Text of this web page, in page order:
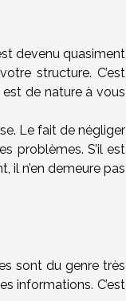
devenu quasiment
structure. C’est
de nature à vous
Le fait de négliger
problèmes. S’il est
il n’en demeure pas
sont du genre très
informations. C’est